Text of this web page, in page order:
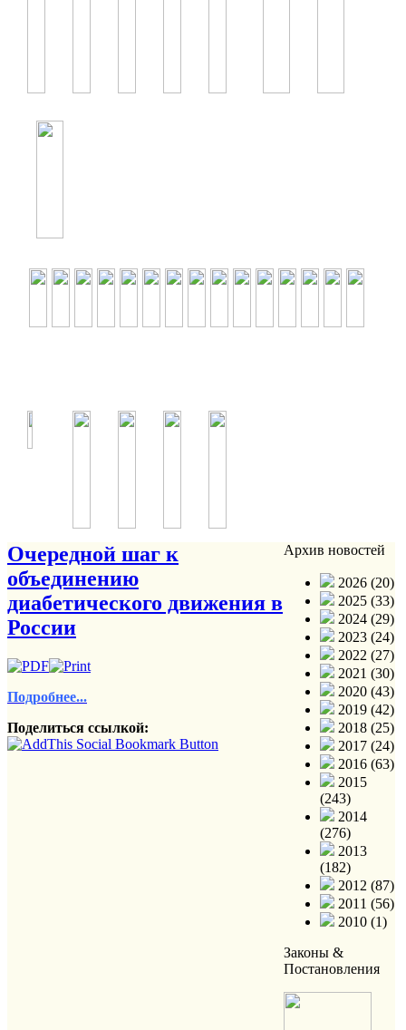
Очередной шаг к
объединению
диабетического движения в
России
Подробнее...
Поделиться ссылкой:
Архив новостей
2026 (20)
2025 (33)
2024 (29)
2023 (24)
2022 (27)
2021 (30)
2020 (43)
2019 (42)
2018 (25)
2017 (24)
2016 (63)
2015
(243)
2014
(276)
2013
(182)
2012 (87)
2011 (56)
2010 (1)
Законы &
Постановления